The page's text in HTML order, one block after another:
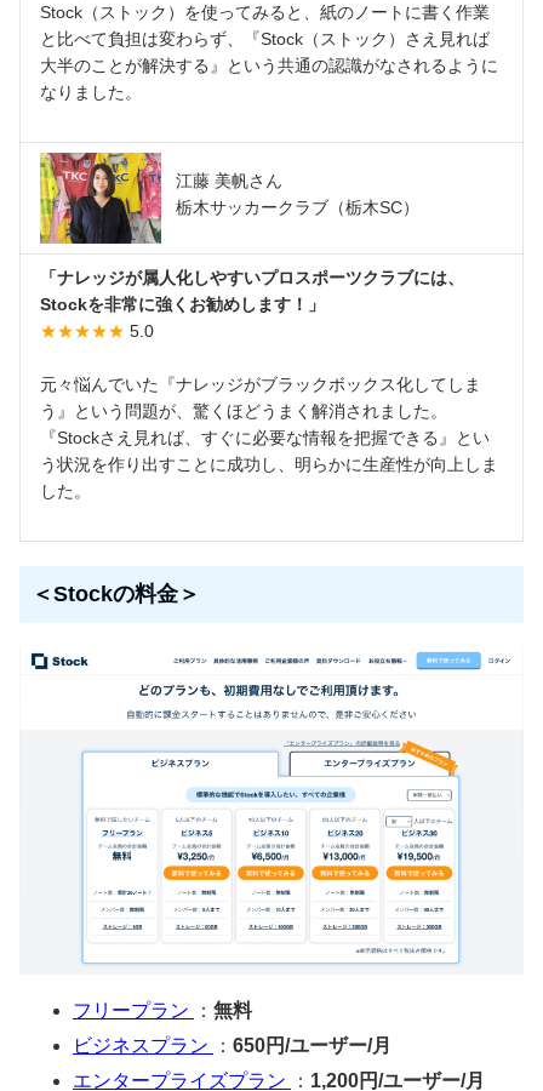
Stock（ストック）を使ってみると、紙のノートに書く作業
と比べて負担は変わらず、『Stock（ストック）さえ見れば
大半のことが解決する』という共通の認識がなされるように
なりました。
江藤 美帆さん
栃木サッカークラブ（栃木SC）
「ナレッジが属人化しやすいプロスポーツクラブには、
Stockを非常に強くお勧めします！」
★★★★★ 5.0
元々悩んでいた『ナレッジがブラックボックス化してしま
う』という問題が、驚くほどうまく解消されました。
『Stockさえ見れば、すぐに必要な情報を把握できる』とい
う状況を作り出すことに成功し、明らかに生産性が向上しま
した。
＜Stockの料金＞
フリープラン ： 無料
ビジネスプラン
： 650円/ユーザー/月
エンタープライズプラン
： 1,200円/ユーザー/月